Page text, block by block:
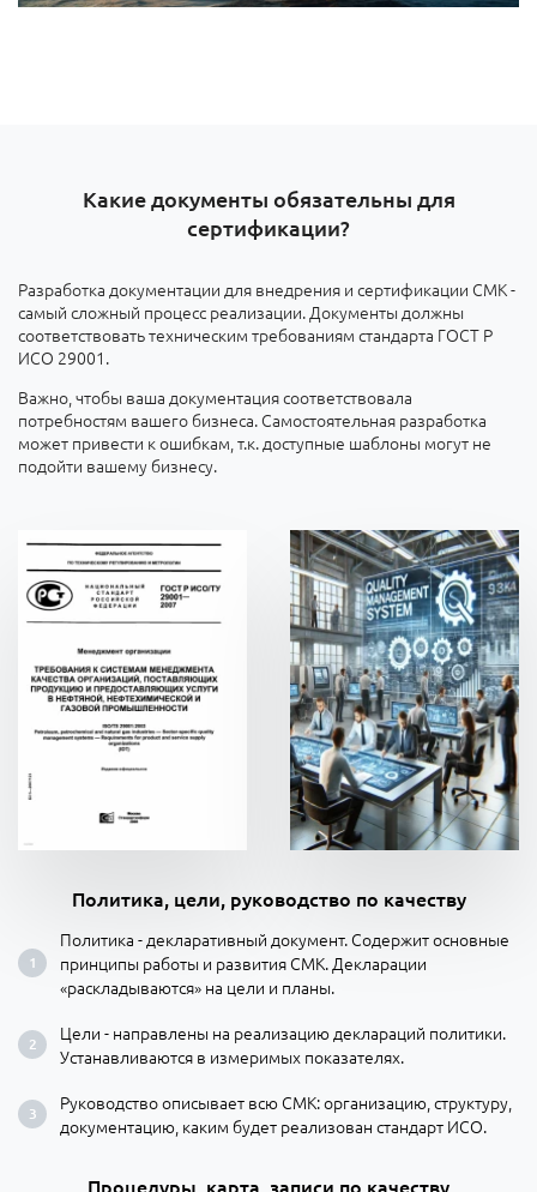
Какие документы обязательны для
сертификации?
Разработка документации для внедрения и сертификации СМК -
самый сложный процесс реализации. Документы должны
соответствовать техническим требованиям стандарта ГОСТ Р
ИСО 29001.
Важно, чтобы ваша документация соответствовала
потребностям вашего бизнеса. Самостоятельная разработка
может привести к ошибкам, т.к. доступные шаблоны могут не
подойти вашему бизнесу.
Политика, цели, руководство по качеству
Политика - декларативный документ. Содержит основные
принципы работы и развития СМК. Декларации
«раскладываются» на цели и планы.
Цели - направлены на реализацию деклараций политики.
Устанавливаются в измеримых показателях.
Руководство описывает всю СМК: организацию, структуру,
документацию, каким будет реализован стандарт ИСО.
Процедуры, карта, записи по качеству